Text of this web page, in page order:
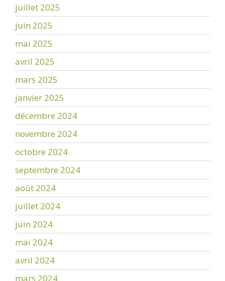
juillet 2025
juin 2025
mai 2025
avril 2025
mars 2025
janvier 2025
décembre 2024
novembre 2024
octobre 2024
septembre 2024
août 2024
juillet 2024
juin 2024
mai 2024
avril 2024
mars 2024